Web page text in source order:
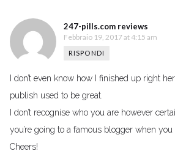
247-pills.com reviews
Febbraio 19, 2017 at 4:15 am
RISPONDI
I don’t even know how I finished up right
publish used to be great.
I don’t recognise who you are however
you’re going to a famous blogger when you
Cheers!